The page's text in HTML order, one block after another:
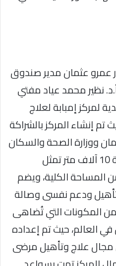
عمرو عثمان مدير صندوق
نظير محمد عياد مفتي
لمركز إمبابة لعلاج
إنشاء المركز بالشراكة
ووزارة الصحة والسكان
و يقام المركز على مساحة 10 آلاف متر تمثل
الإنشائية 60% من المساحة الكلية، ويضم
ودعم نفسى ‏وصالة
من المكونات التي تُضاهى
‏العالم، حيث تم إعداده
مجال علاج وتأهيل مرضى